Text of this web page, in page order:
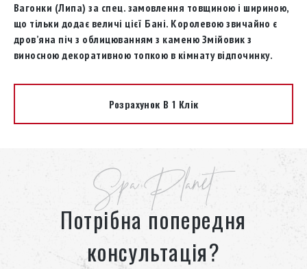
Вагонки (Липа) за спец. замовлення товщиною і шириною,
що тільки додає величі цієї Бані. Королевою звичайно є
дров’яна піч з облицюванням з каменю Змійовик з
виносною декоративною топкою в кімнату відпочинку.
Розрахунок В 1 Клік
Spa Planet
Потрібна попередня
консультація?